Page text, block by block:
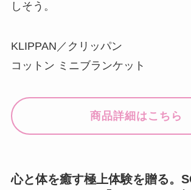
しそう。
KLIPPAN／クリッパン
コットン ミニブランケット
商品詳細はこちら
心と体を癒す極上体験を贈る。